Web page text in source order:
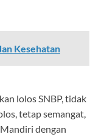
Kesehatan
lolos SNBP, tidak
tetap semangat,
dengan